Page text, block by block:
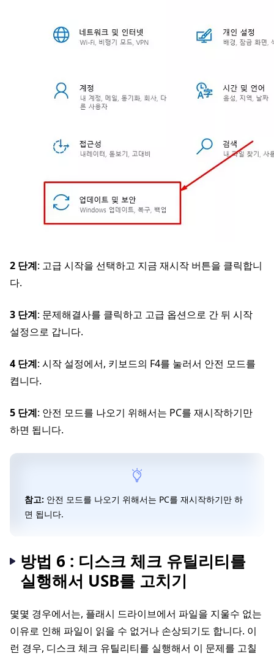
2 단계: 고급 시작을 선택하고 지금 재시작 버튼을 클릭합니
다.
3 단계: 문제해결사를 클릭하고 고급 옵션으로 간 뒤 시작
설정으로 갑니다.
4 단계: 시작 설정에서, 키보드의 F4를 눌러서 안전 모드를
켭니다.
5 단계: 안전 모드를 나오기 위해서는 PC를 재시작하기만
하면 됩니다.
참고: 안전 모드를 나오기 위해서는 PC를 재시작하기만 하
면 됩니다.
방법 6 : 디스크 체크 유틸리티를
실행해서 USB를 고치기
몇몇 경우에서는, 플래시 드라이브에서 파일을 지울수 없는
이유로 인해 파일이 읽을 수 없거나 손상되기도 합니다. 이
런 경우, 디스크 체크 유틸리티를 실행해서 이 문제를 고칠